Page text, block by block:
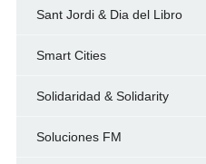
Sant Jordi & Dia del Libro
Smart Cities
Solidaridad & Solidarity
Soluciones FM